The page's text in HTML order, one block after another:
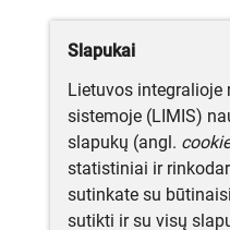
Slapukai
Lietuvos
sistemoje (LIMIS)
slapukų (angl.
statistiniai ir
sutinkate su
sutikti ir su visų